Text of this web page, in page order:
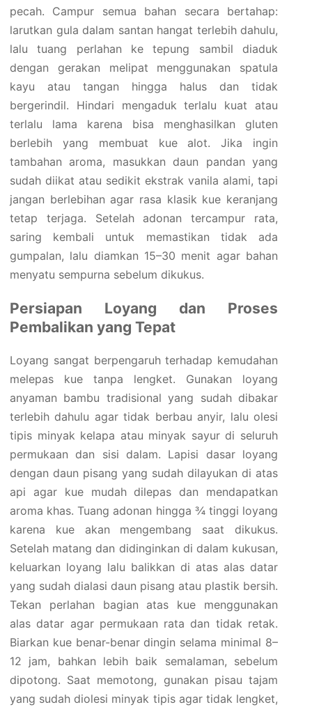
pecah. Campur semua bahan secara bertahap:
larutkan gula dalam santan hangat terlebih dahulu,
lalu tuang perlahan ke tepung sambil diaduk
dengan gerakan melipat menggunakan spatula
kayu atau tangan hingga halus dan tidak
bergerindil. Hindari mengaduk terlalu kuat atau
terlalu lama karena bisa menghasilkan gluten
berlebih yang membuat kue alot. Jika ingin
tambahan aroma, masukkan daun pandan yang
sudah diikat atau sedikit ekstrak vanila alami, tapi
jangan berlebihan agar rasa klasik kue keranjang
tetap terjaga. Setelah adonan tercampur rata,
saring kembali untuk memastikan tidak ada
gumpalan, lalu diamkan 15–30 menit agar bahan
menyatu sempurna sebelum dikukus.
Persiapan Loyang dan Proses
Pembalikan yang Tepat
Loyang sangat berpengaruh terhadap kemudahan
melepas kue tanpa lengket. Gunakan loyang
anyaman bambu tradisional yang sudah dibakar
terlebih dahulu agar tidak berbau anyir, lalu olesi
tipis minyak kelapa atau minyak sayur di seluruh
permukaan dan sisi dalam. Lapisi dasar loyang
dengan daun pisang yang sudah dilayukan di atas
api agar kue mudah dilepas dan mendapatkan
aroma khas. Tuang adonan hingga ¾ tinggi loyang
karena kue akan mengembang saat dikukus.
Setelah matang dan didinginkan di dalam kukusan,
keluarkan loyang lalu balikkan di atas alas datar
yang sudah dialasi daun pisang atau plastik bersih.
Tekan perlahan bagian atas kue menggunakan
alas datar agar permukaan rata dan tidak retak.
Biarkan kue benar-benar dingin selama minimal 8–
12 jam, bahkan lebih baik semalaman, sebelum
dipotong. Saat memotong, gunakan pisau tajam
yang sudah diolesi minyak tipis agar tidak lengket,